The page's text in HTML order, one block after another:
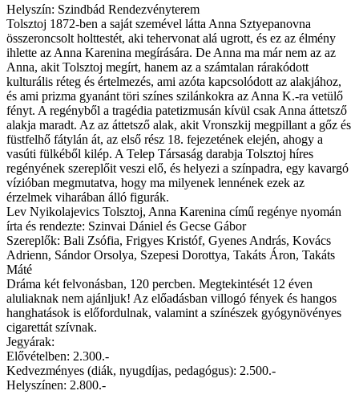
Helyszín: Szindbád Rendezvényterem
Tolsztoj 1872-ben a saját szemével látta Anna Sztyepanovna
összeroncsolt holttestét, aki tehervonat alá ugrott, és ez az élmény
ihlette az Anna Karenina megírására. De Anna ma már nem az az
Anna, akit Tolsztoj megírt, hanem az a számtalan rárakódott
kulturális réteg és értelmezés, ami azóta kapcsolódott az alakjához,
és ami prizma gyanánt töri színes szilánkokra az Anna K.-ra vetülő
fényt. A regényből a tragédia patetizmusán kívül csak Anna áttetsző
alakja maradt. Az az áttetsző alak, akit Vronszkij megpillant a gőz és
füstfelhő fátylán át, az első rész 18. fejezetének elején, ahogy a
vasúti fülkéből kilép. A Telep Társaság darabja Tolsztoj híres
regényének szereplőit veszi elő, és helyezi a színpadra, egy kavargó
vízióban megmutatva, hogy ma milyenek lennének ezek az
érzelmek viharában álló figurák.
Lev Nyikolajevics Tolsztoj, Anna Karenina című regénye nyomán
írta és rendezte: Szinvai Dániel és Gecse Gábor
Szereplők: Bali Zsófia, Frigyes Kristóf, Gyenes András, Kovács
Adrienn, Sándor Orsolya, Szepesi Dorottya, Takáts Áron, Takáts
Máté
Dráma két felvonásban, 120 percben. Megtekintését 12 éven
aluliaknak nem ajánljuk! Az előadásban villogó fények és hangos
hanghatások is előfordulnak, valamint a színészek gyógynövényes
cigarettát szívnak.
Jegyárak:
Elővételben: 2.300.-
Kedvezményes (diák, nyugdíjas, pedagógus): 2.500.-
Helyszínen: 2.800.-